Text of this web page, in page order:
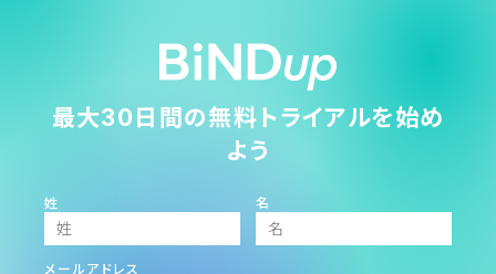
最大30日間の無料トライアルを始め
よう
姓 名
メールアドレス